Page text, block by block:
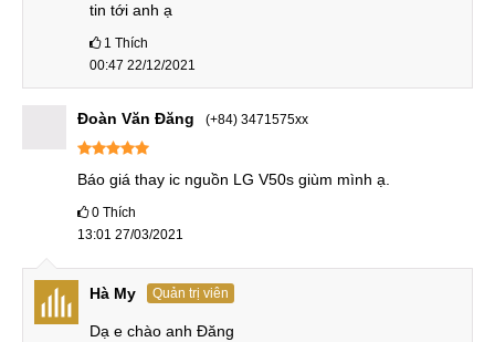
tin tới anh ạ
1 Thích
00:47 22/12/2021
Đoàn Văn Đăng (+84) 3471575xx
Báo giá thay ic nguồn LG V50s giùm mình ạ.
0 Thích
13:01 27/03/2021
Hà My Quản trị viên
Dạ e chào anh Đăng